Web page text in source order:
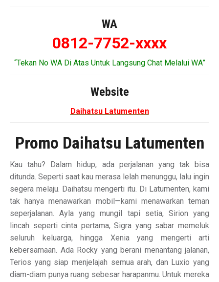
WA
0812-7752-xxxx
“Tekan No WA Di Atas Untuk Langsung Chat Melalui WA”
Website
Daihatsu Latumenten
Promo Daihatsu Latumenten
Kau tahu? Dalam hidup, ada perjalanan yang tak bisa
ditunda. Seperti saat kau merasa lelah menunggu, lalu ingin
segera melaju. Daihatsu mengerti itu. Di Latumenten, kami
tak hanya menawarkan mobil—kami menawarkan teman
seperjalanan. Ayla yang mungil tapi setia, Sirion yang
lincah seperti cinta pertama, Sigra yang sabar memeluk
seluruh keluarga, hingga Xenia yang mengerti arti
kebersamaan. Ada Rocky yang berani menantang jalanan,
Terios yang siap menjelajah semua arah, dan Luxio yang
diam-diam punya ruang sebesar harapanmu. Untuk mereka